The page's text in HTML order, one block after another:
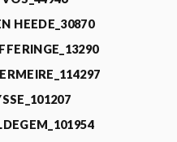
HEEDE_30870